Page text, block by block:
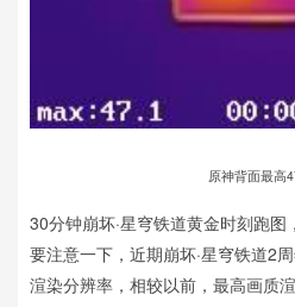
原神背面最高
30分钟崩坏·星穹铁道黄金时刻跑
要注意一下，近期崩坏·星穹铁道2
渲染分辨率，相较以前，最高画质